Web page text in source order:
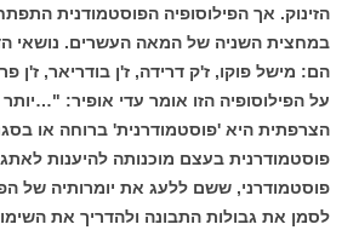
הזינוק. אך הפילוסופיה הפוסטמודנית
במחצית השניה של המאה העשרים. נושאי
הם: מישל פוקו, ז'ק דרידה, ז'ן בודריאר, ז'ן
על הפילוסופיה הזו אומר עדי אופיר:
הצרפתית היא 'פוסטמודרנית' ברוחה או
פוסטמודרנית בעצם מוכנותה להיענות
פוסטמודרני, ששם ללעג את יומרותיה של
לסמן את גבולות התבונה ולהדריך את